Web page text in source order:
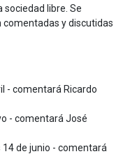
sociedad libre. Se
y discutidas
- comentará Ricardo
- comentará José
de junio - comentará